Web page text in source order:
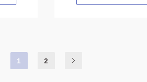
1 2